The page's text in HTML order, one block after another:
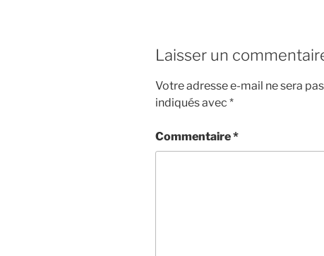
Laisser un
Votre adresse e-mail ne sera
indiqués avec *
Commentaire*